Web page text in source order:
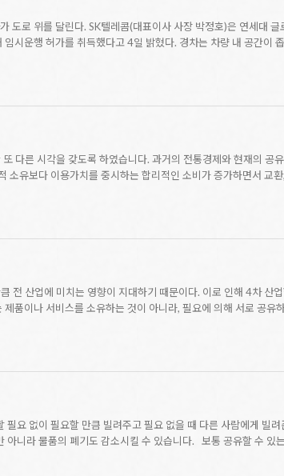
도로 위를 달린다. SK텔레콤(대표이사 사장 박정호)은 연세대
시운행 허가를 취득했다고 4일 밝혔다. 경차는 차량 내 공간이
다른 시각을 갖도록 하였습니다. 과거의 전통경제와 현재의 공
유보다 이용가치를 중시하는 합리적인 소비가 증가하면서 교
전 산업에 미치는 영향이 지대하기 때문이다. 이로 인해 4차 산
품이나 서비스를 소유하는 것이 아니라, 필요에 의해 서로 공유
요 없이 필요할 만큼 빌려주고 필요 없을 때 다른 사람에게 빌려
아니라 물품의 폐기도 감소시킬 수 있습니다. 보통 공유할 수 있